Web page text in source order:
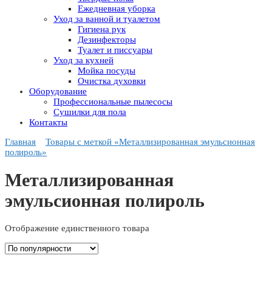
Ежедневная уборка
Уход за ванной и туалетом
Гигиена рук
Дезинфекторы
Туалет и писсуары
Уход за кухней
Мойка посуды
Очистка духовки
Оборудование
Профессиональные пылесосы
Сушилки для пола
Контакты
Главная
Товары с меткой «Металлизированная эмульсионная
полироль»
Металлизированная
эмульсионная полироль
Отображение единственного товара